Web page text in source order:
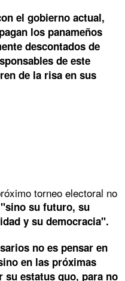
el gobierno actual,
los panameños
descontados de
de este
de la risa en sus
torneo electoral no
"sino su futuro, su
y su democracia".
no es pensar en
en las próximas
su estatus quo, para no